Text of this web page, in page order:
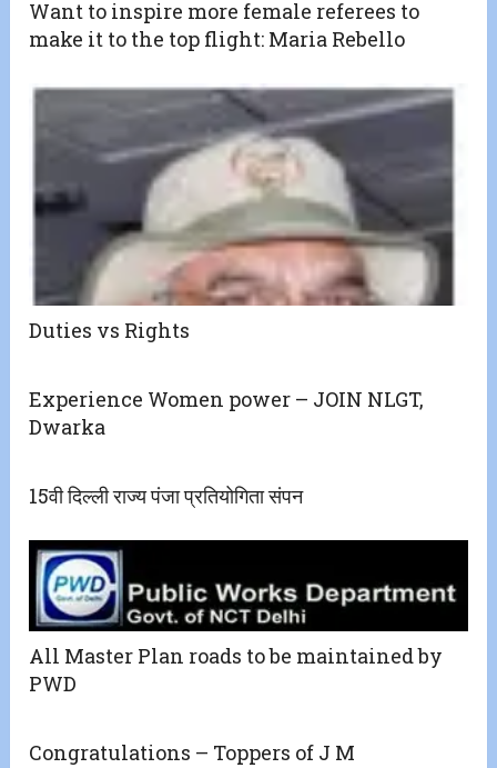
Want to inspire more female referees to
make it to the top flight: Maria Rebello
Duties vs Rights
Experience Women power – JOIN NLGT,
Dwarka
15वी दिल्ली राज्य पंजा प्रतियोगिता संपन
All Master Plan roads to be maintained by
PWD
Congratulations – Toppers of J M